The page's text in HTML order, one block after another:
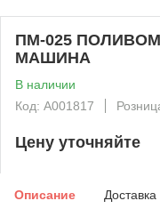
ПМ-025
МАШИНА
В наличии
Код: А001817
Цену уточняйте
Описание Доставка